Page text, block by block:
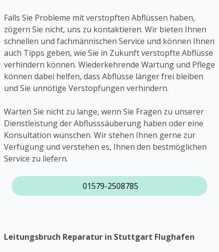
Falls Sie Probleme mit verstopften Abflüssen haben,
zögern Sie nicht, uns zu kontaktieren. Wir bieten Ihnen
schnellen und fachmännischen Service und können Ihnen
auch Tipps geben, wie Sie in Zukunft verstopfte Abflüsse
verhindern können. Wiederkehrende Wartung und Pflege
können dabei helfen, dass Abflüsse länger frei bleiben
und Sie unnötige Verstopfungen verhindern.
Warten Sie nicht zu lange, wenn Sie Fragen zu unserer
Dienstleistung der Abflusssäuberung haben oder eine
Konsultation wünschen. Wir stehen Ihnen gerne zur
Verfügung und verstehen es, Ihnen den bestmöglichen
Service zu liefern.
01579-2508785
Leitungsbruch Reparatur in Stuttgart Flughafen